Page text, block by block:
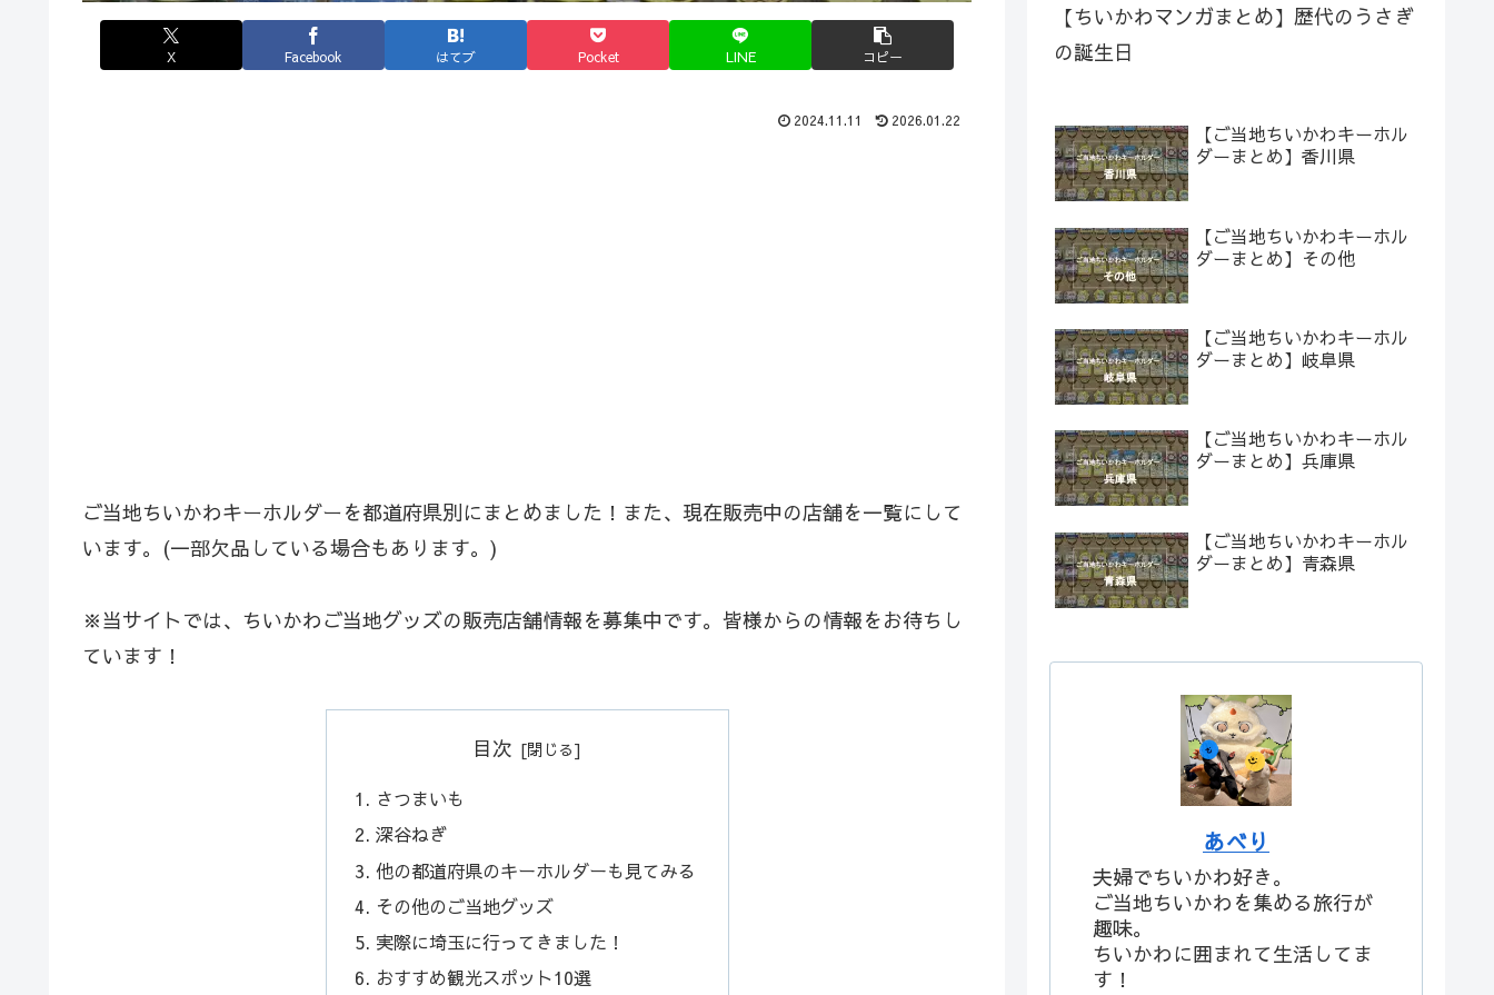
X Facebook はてブ Pocket LINE コピー
2024.11.11 2026.01.22
ご当地ちいかわキーホルダーを都道府県別にまとめました！また、現在販売中の店舗を一覧にして
います。(一部欠品している場合もあります。)
※当サイトでは、ちいかわご当地グッズの販売店舗情報を募集中です。皆様からの情報をお待ちし
ています！
目次
さつまいも
深谷ねぎ
他の都道府県のキーホルダーも見てみる
その他のご当地グッズ
実際に埼玉に行ってきました！
おすすめ観光スポット10選
【ちいかわマンガまとめ】歴代のうさぎ
の誕生日
【ご当地ちいかわキーホル
ダーまとめ】香川県
【ご当地ちいかわキーホル
ダーまとめ】その他
【ご当地ちいかわキーホル
ダーまとめ】岐阜県
【ご当地ちいかわキーホル
ダーまとめ】兵庫県
【ご当地ちいかわキーホル
ダーまとめ】青森県
あべり
夫婦でちいかわ好き。
ご当地ちいかわを集める旅行が
趣味。
ちいかわに囲まれて生活してま
す！